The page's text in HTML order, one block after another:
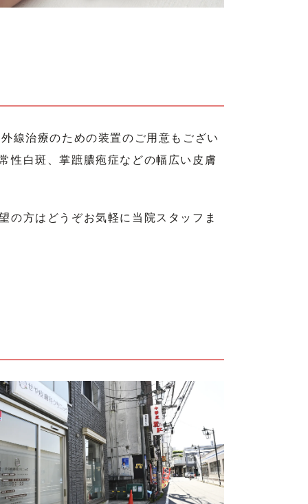
線治療のための装置のご用意もござい
性白斑、掌蹠膿疱症などの幅広い皮膚
の方はどうぞお気軽に当院スタッフま